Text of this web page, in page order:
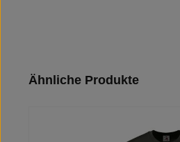
Produktgalerie überspringen
Ähnliche Produkte